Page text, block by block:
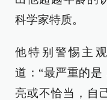
科学家特质。
他特别警惕主
道：“最严重的
亮或不恰当，自